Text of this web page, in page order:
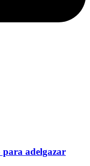
adelgazar